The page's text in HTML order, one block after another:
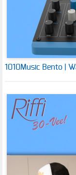
1010Music Bento |